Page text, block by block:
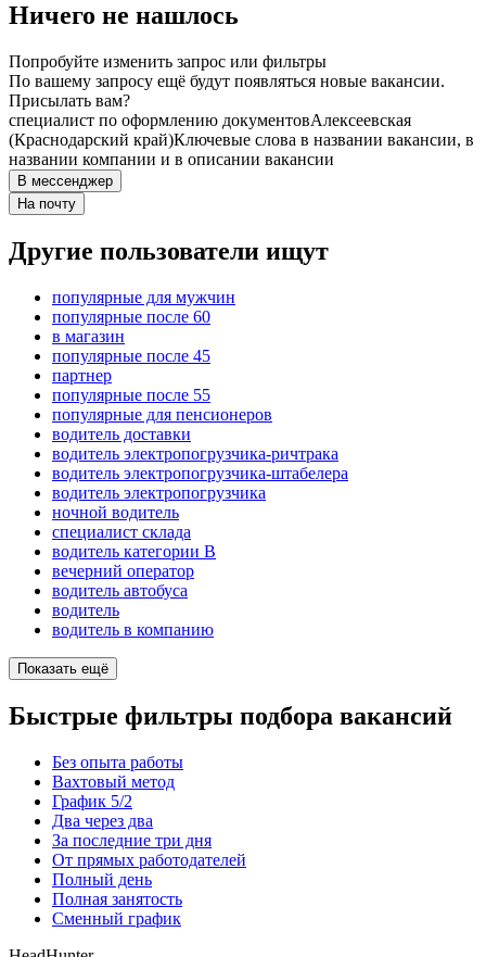
Ничего не нашлось
Попробуйте изменить запрос или фильтры
По вашему запросу ещё будут появляться новые вакансии.
Присылать вам?
специалист по оформлению документовАлексеевская
(Краснодарский край)Ключевые слова в названии вакансии, в
названии компании и в описании вакансии
В мессенджер
На почту
Другие пользователи ищут
популярные для мужчин
популярные после 60
в магазин
популярные после 45
партнер
популярные после 55
популярные для пенсионеров
водитель доставки
водитель электропогрузчика-ричтрака
водитель электропогрузчика-штабелера
водитель электропогрузчика
ночной водитель
специалист склада
водитель категории B
вечерний оператор
водитель автобуса
водитель
водитель в компанию
Показать ещё
Быстрые фильтры подбора вакансий
Без опыта работы
Вахтовый метод
График 5/2
Два через два
За последние три дня
От прямых работодателей
Полный день
Полная занятость
Сменный график